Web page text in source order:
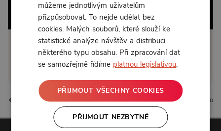
Od 75 Kč měsíčně nebo 149 Kč jednorázově
Zřídit předplatné
Koupit příspěvek
0 líbí 0 komentářů
můžeme jednotlivým uživatelům
přizpůsobovat. To nejde udělat bez
cookies. Malých souborů, které slouží ke
statistické analýze návštěv a distribuci
některého typu obsahu. Při zpracování dat
se samozřejmě řídíme platnou legislativou.
PŘIJMOUT VŠECHNY COOKIES
PŘIJMOUT NEZBYTNÉ